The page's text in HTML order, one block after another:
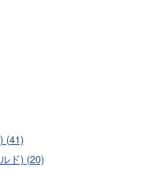
(41)
ド) (20)